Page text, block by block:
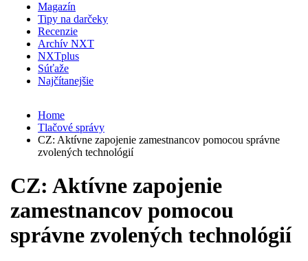
Magazín
Tipy na darčeky
Recenzie
Archív NXT
NXTplus
Súťaže
Najčítanejšie
Home
Tlačové správy
CZ: Aktívne zapojenie zamestnancov pomocou správne
zvolených technológií
CZ: Aktívne zapojenie
zamestnancov pomocou
správne zvolených technológií